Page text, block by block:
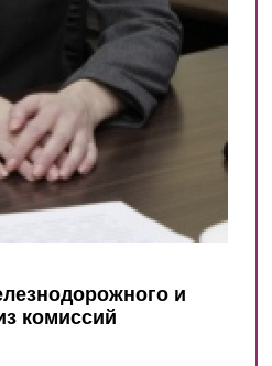
и
комиссий